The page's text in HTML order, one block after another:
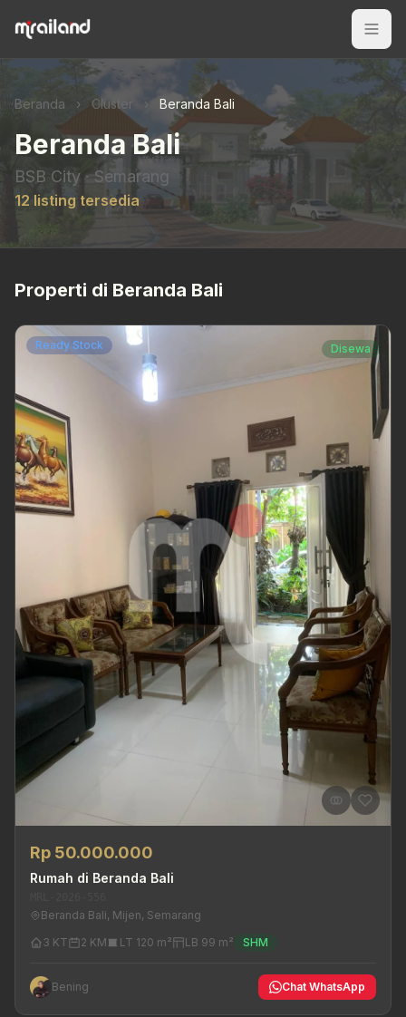
Beranda › Cluster › Beranda Bali
Beranda Bali
BSB City · Semarang
12 listing tersedia
Properti di Beranda Bali
Ready Stock Disewa
Rp 50.000.000
Rumah di Beranda Bali
Beranda Bali, Mijen, Semarang
3 KT
2 KM LT 120 m² LB 99 m² SHM
Bening Chat WhatsApp